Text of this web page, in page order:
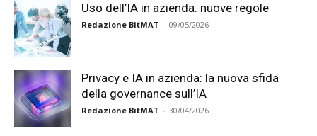
Uso dell’IA in azienda: nuove regole
Redazione BitMAT - 09/05/2026
Privacy e IA in azienda: la nuova sfida
della governance sull’IA
Redazione BitMAT - 30/04/2026